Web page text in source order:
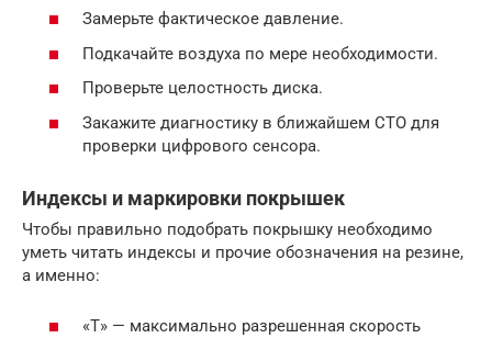
Замерьте фактическое давление.
Подкачайте воздуха по мере необходимости.
Проверьте целостность диска.
Закажите диагностику в ближайшем СТО для
проверки цифрового сенсора.
Индексы и маркировки покрышек
Чтобы правильно подобрать покрышку необходимо
уметь читать индексы и прочие обозначения на резине,
а именно:
«Т» — максимально разрешенная скорость